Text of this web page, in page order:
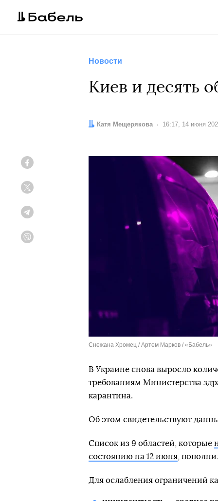
Новости
Киев и десять
Автор:
Катя Мещерякова Дата:
16:17, 14 июня
Снежана Хромец / Артем Марков / «Бабель»
В Украине снова выросло
требованиям Министерства
карантина.
Об этом свидетельствуют
Список из 9 областей, которые
состоянию на 12 июня ,
Для ослабления ограничений